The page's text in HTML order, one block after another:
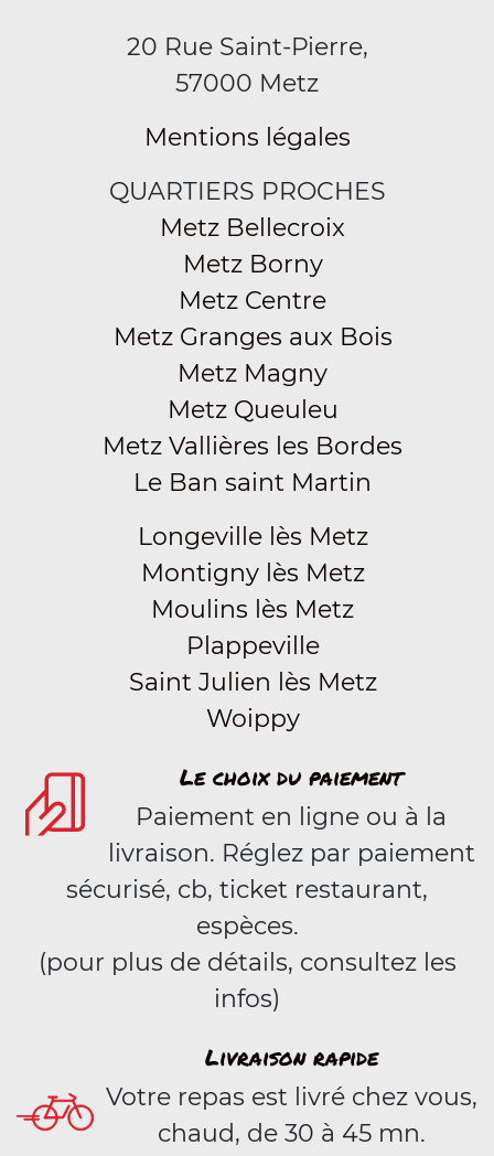
20 Rue Saint-Pierre,
57000 Metz
Mentions légales
QUARTIERS PROCHES
Metz Bellecroix
Metz Borny
Metz Centre
Metz Granges aux Bois
Metz Magny
Metz Queuleu
Metz Vallières les Bordes
Le Ban saint Martin
Longeville lès Metz
Montigny lès Metz
Moulins lès Metz
Plappeville
Saint Julien lès Metz
Woippy
Le choix du paiement
Paiement en ligne ou à la
livraison. Réglez par paiement
sécurisé, cb, ticket restaurant,
espèces.
(pour plus de détails, consultez les
infos)
Livraison rapide
Votre repas est livré chez vous,
chaud, de 30 à 45 mn.